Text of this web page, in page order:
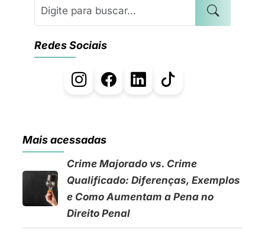
Redes Sociais
Mais acessadas
Crime Majorado vs. Crime
Qualificado: Diferenças, Exemplos
e Como Aumentam a Pena no
Direito Penal